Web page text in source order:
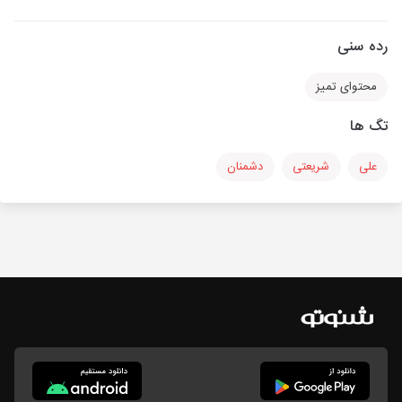
رده سنی
محتوای تمیز
تگ ها
علی شریعتی دشمنان